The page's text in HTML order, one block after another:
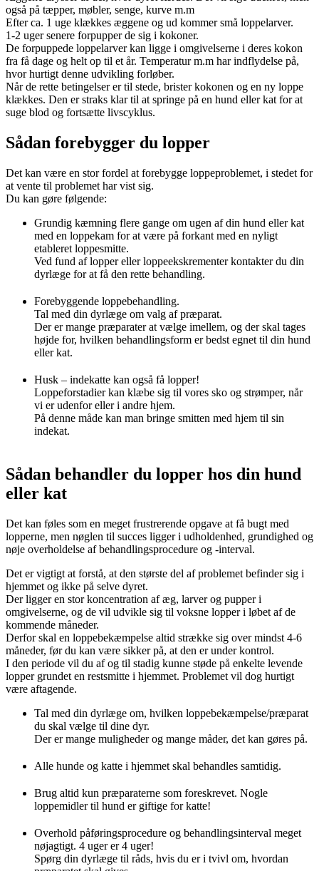
også på tæpper, møbler, senge, kurve m.m
Efter ca. 1 uge klækkes æggene og ud kommer små loppelarver.
1-2 uger senere forpupper de sig i kokoner.
De forpuppede loppelarver kan ligge i omgivelserne i deres kokon
fra få dage og helt op til et år. Temperatur m.m har indflydelse på,
hvor hurtigt denne udvikling forløber.
Når de rette betingelser er til stede, brister kokonen og en ny loppe
klækkes. Den er straks klar til at springe på en hund eller kat for at
suge blod og fortsætte livscyklus.
Sådan forebygger du lopper
Det kan være en stor fordel at forebygge loppeproblemet, i stedet for
at vente til problemet har vist sig.
Du kan gøre følgende:
Grundig kæmning flere gange om ugen af din hund eller kat
med en loppekam for at være på forkant med en nyligt
etableret loppesmitte.
Ved fund af lopper eller loppeekskrementer kontakter du din
dyrlæge for at få den rette behandling.
Forebyggende loppebehandling.
Tal med din dyrlæge om valg af præparat.
Der er mange præparater at vælge imellem, og der skal tages
højde for, hvilken behandlingsform er bedst egnet til din hund
eller kat.
Husk – indekatte kan også få lopper!
Loppeforstadier kan klæbe sig til vores sko og strømper, når
vi er udenfor eller i andre hjem.
På denne måde kan man bringe smitten med hjem til sin
indekat.
Sådan behandler du lopper hos din hund
eller kat
Det kan føles som en meget frustrerende opgave at få bugt med
lopperne, men nøglen til succes ligger i udholdenhed, grundighed og
nøje overholdelse af behandlingsprocedure og -interval.
Det er vigtigt at forstå, at den største del af problemet befinder sig i
hjemmet og ikke på selve dyret.
Der ligger en stor koncentration af æg, larver og pupper i
omgivelserne, og de vil udvikle sig til voksne lopper i løbet af de
kommende måneder.
Derfor skal en loppebekæmpelse altid strække sig over mindst 4-6
måneder, før du kan være sikker på, at den er under kontrol.
I den periode vil du af og til stadig kunne støde på enkelte levende
lopper grundet en restsmitte i hjemmet. Problemet vil dog hurtigt
være aftagende.
Tal med din dyrlæge om, hvilken loppebekæmpelse/præparat
du skal vælge til dine dyr.
Der er mange muligheder og mange måder, det kan gøres på.
Alle hunde og katte i hjemmet skal behandles samtidig.
Brug altid kun præparaterne som foreskrevet. Nogle
loppemidler til hund er giftige for katte!
Overhold påføringsprocedure og behandlingsinterval meget
nøjagtigt. 4 uger er 4 uger!
Spørg din dyrlæge til råds, hvis du er i tvivl om, hvordan